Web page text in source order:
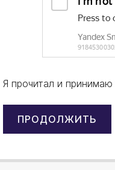
Я прочитал и принимаю